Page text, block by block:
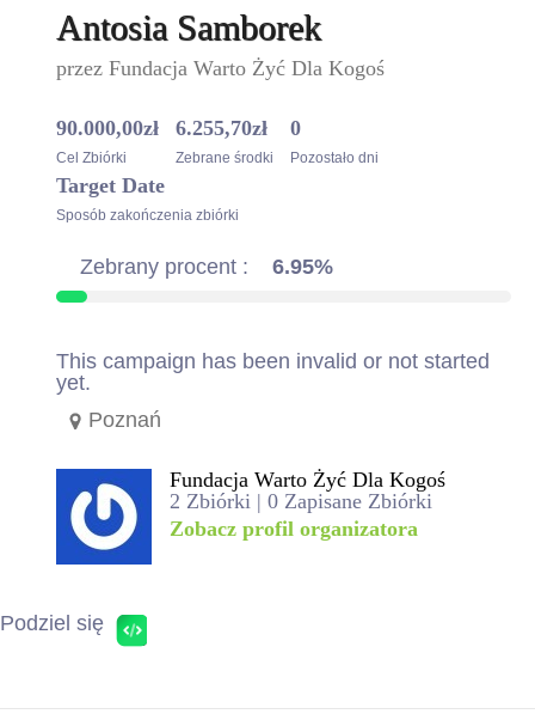
Antosia Samborek
przez Fundacja Warto Żyć Dla Kogoś
90.000,00zł
Cel Zbiórki
6.255,70zł
Zebrane środki
0
Pozostało dni
Target Date
Sposób zakończenia zbiórki
Zebrany procent : 6.95%
This campaign has been invalid or not started
yet.
Poznań
Fundacja Warto Żyć Dla Kogoś
2 Zbiórki | 0 Zapisane Zbiórki
Zobacz profil organizatora
Podziel się